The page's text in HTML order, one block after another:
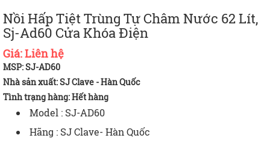
Nồi Hấp Tiệt Trùng Tự Châm Nước 62 Lít,
Sj-Ad60 Cửa Khóa Điện
Giá:Liên hệ
MSP: SJ-AD60
Nhà sản xuất: SJ Clave - Hàn Quốc
Tình trạng hàng:Hết hàng
Model : SJ-AD60
Hãng : SJ Clave- Hàn Quốc